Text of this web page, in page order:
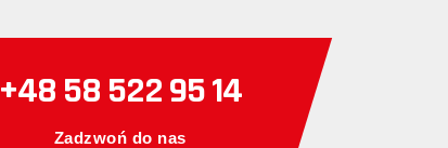
+48 58 522 95 14
Zadzwoń do nas